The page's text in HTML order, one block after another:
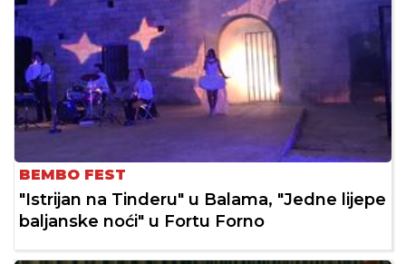
BEMBO FEST
"Istrijan na Tinderu" u Balama, "Jedne lijepe
baljanske noći" u Fortu Forno